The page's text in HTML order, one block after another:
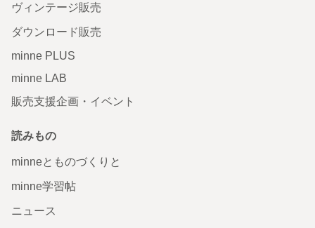
ヴィンテージ販売
ダウンロード販売
minne PLUS
minne LAB
販売支援企画・イベント
読みもの
minneとものづくりと
minne学習帖
ニュース